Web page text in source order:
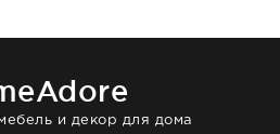
и декор для дома